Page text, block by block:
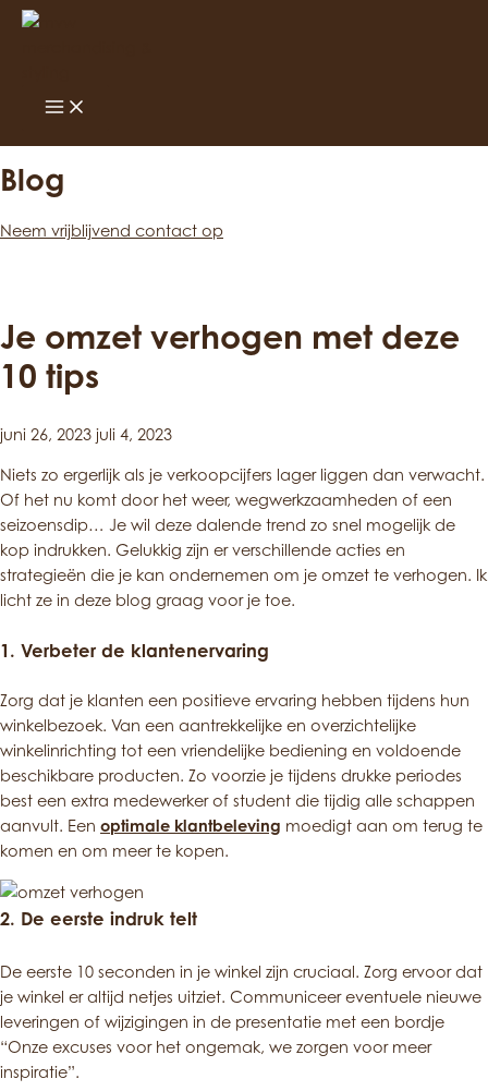
naar
Main
Menu
Blog
Neem vrijblijvend contact op
Je omzet verhogen met deze
10 tips
juni 26, 2023 juli 4, 2023
Niets zo ergerlijk als je verkoopcijfers lager liggen dan verwacht.
Of het nu komt door het weer, wegwerkzaamheden of een
seizoensdip… Je wil deze dalende trend zo snel mogelijk de
kop indrukken. Gelukkig zijn er verschillende acties en
strategieën die je kan ondernemen om je omzet te verhogen. Ik
licht ze in deze blog graag voor je toe.
1. Verbeter de klantenervaring
Zorg dat je klanten een positieve ervaring hebben tijdens hun
winkelbezoek. Van een aantrekkelijke en overzichtelijke
winkelinrichting tot een vriendelijke bediening en voldoende
beschikbare producten. Zo voorzie je tijdens drukke periodes
best een extra medewerker of student die tijdig alle schappen
aanvult. Een optimale klantbeleving moedigt aan om terug te
komen en om meer te kopen.
2. De eerste indruk telt
De eerste 10 seconden in je winkel zijn cruciaal. Zorg ervoor dat
je winkel er altijd netjes uitziet. Communiceer eventuele nieuwe
leveringen of wijzigingen in de presentatie met een bordje
“Onze excuses voor het ongemak, we zorgen voor meer
inspiratie”.